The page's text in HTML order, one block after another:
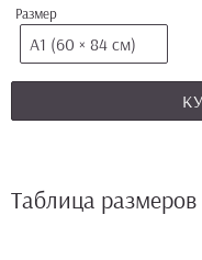
Размер
А1 (60 × 84 см)
Таблица